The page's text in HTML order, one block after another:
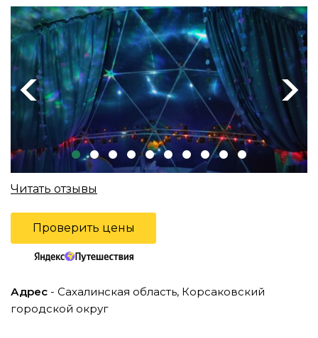
Previous Next
Читать отзывы
Проверить цены
Адрес - Сахалинская область, Корсаковский
городской округ